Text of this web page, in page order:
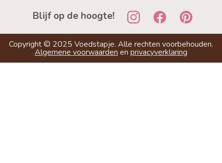
Blijf op de hoogte!
Copyright © 2025 Voedstapje. Alle rechten voorbehouden.
Algemene voorwaarden en privacyverklaring